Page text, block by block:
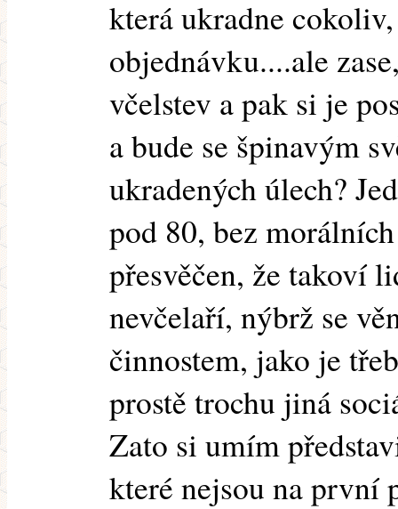
která ukradne
objednávku....ale
včelstev a pak si je
a bude se špinavým
ukradených úlech?
pod 80, bez
přesvěčen, že takoví
nevčelaří, nýbrž se
činnostem, jako je
prostě trochu jiná
Zato si umím
které nejsou na první